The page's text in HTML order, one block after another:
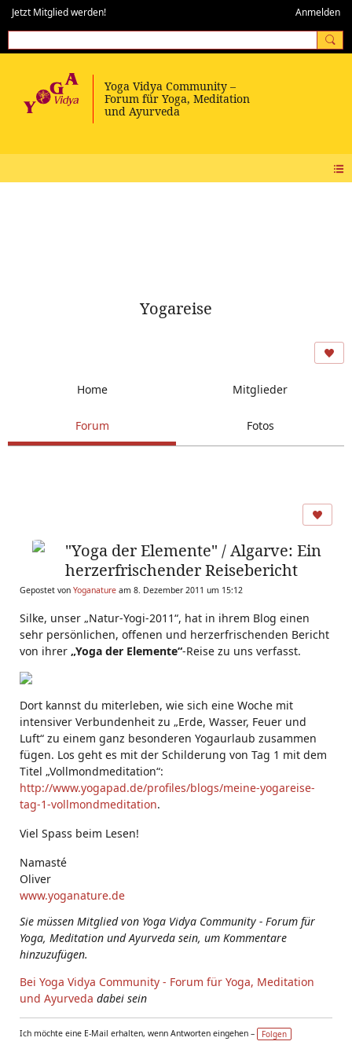
Jetzt Mitglied werden! Anmelden
Yogareise
Home Mitglieder
Forum Fotos
"Yoga der Elemente" / Algarve: Ein
herzerfrischender Reisebericht
Gepostet von Yoganature am 8. Dezember 2011 um 15:12
Silke, unser „Natur-Yogi-2011“, hat in ihrem Blog einen
sehr persönlichen, offenen und herzerfrischenden Bericht
von ihrer „Yoga der Elemente“-Reise zu uns verfasst.
Dort kannst du miterleben, wie sich eine Woche mit
intensiver Verbundenheit zu „Erde, Wasser, Feuer und
Luft“ zu einem ganz besonderen Yogaurlaub zusammen
fügen. Los geht es mit der Schilderung von Tag 1 mit dem
Titel „Vollmondmeditation“:
http://www.yogapad.de/profiles/blogs/meine-yogareise-
tag-1-vollmondmeditation.
Viel Spass beim Lesen!
Namasté
Oliver
www.yoganature.de
Sie müssen Mitglied von Yoga Vidya Community - Forum für
Yoga, Meditation und Ayurveda sein, um Kommentare
hinzuzufügen.
Bei Yoga Vidya Community - Forum für Yoga, Meditation
und Ayurveda dabei sein
Ich möchte eine E-Mail erhalten, wenn Antworten eingehen – Folgen